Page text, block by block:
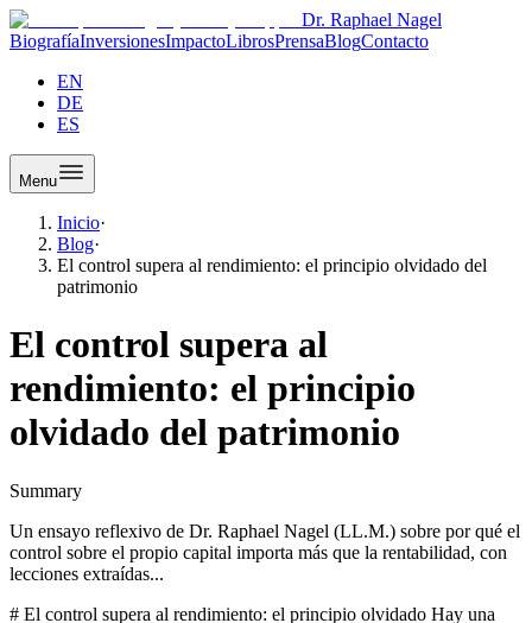
Dr. Raphael Nagel
BiografíaInversionesImpactoLibrosPrensaBlogContacto
EN
DE
ES
Menu
Inicio·
Blog·
El control supera al rendimiento: el principio olvidado del
patrimonio
El control supera al
rendimiento: el principio
olvidado del patrimonio
Summary
Un ensayo reflexivo de Dr. Raphael Nagel (LL.M.) sobre por qué el
control sobre el propio capital importa más que la rentabilidad, con
lecciones extraídas...
# El control supera al rendimiento: el principio olvidado Hay una